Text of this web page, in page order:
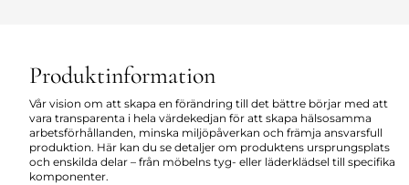
Produktinformation
Vår vision om att skapa en förändring till det bättre börjar med att
vara transparenta i hela värdekedjan för att skapa hälsosamma
arbetsförhållanden, minska miljöpåverkan och främja ansvarsfull
produktion. Här kan du se detaljer om produktens ursprungsplats
och enskilda delar – från möbelns tyg- eller läderklädsel till specifika
komponenter.